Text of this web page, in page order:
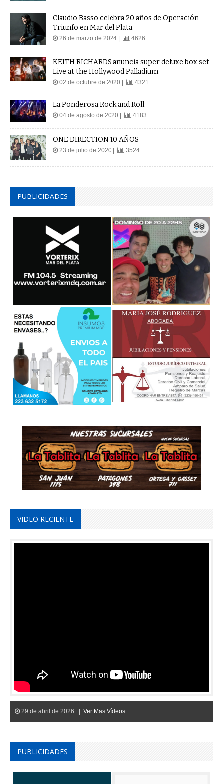
Claudio Basso celebra 20 años de Operación
Triunfo en Mar del Plata
26 de marzo de 2024 | 4626
KEITH RICHARDS anuncia super deluxe box set
Live at the Hollywood Palladium
02 de octubre de 2020 | 4321
La Ponderosa Rock and Roll
04 de agosto de 2020 | 4183
ONE DIRECTION 10 AÑOS
23 de julio de 2020 | 3524
PUBLICIDADES
VIDEO RECIENTE
29 de abril de 2026 | Ver Mas Vídeos
PUBLICIDADES